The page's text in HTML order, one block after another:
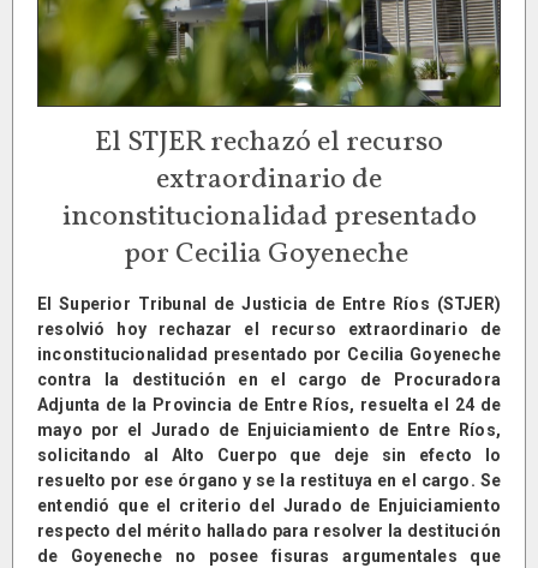
El STJER rechazó el recurso
extraordinario de
inconstitucionalidad presentado
por Cecilia Goyeneche
El Superior Tribunal de Justicia de Entre Ríos (STJER)
resolvió hoy rechazar el recurso extraordinario de
inconstitucionalidad presentado por Cecilia Goyeneche
contra la destitución en el cargo de Procuradora
Adjunta de la Provincia de Entre Ríos, resuelta el 24 de
mayo por el Jurado de Enjuiciamiento de Entre Ríos,
solicitando al Alto Cuerpo que deje sin efecto lo
resuelto por ese órgano y se la restituya en el cargo. Se
entendió que el criterio del Jurado de Enjuiciamiento
respecto del mérito hallado para resolver la destitución
de Goyeneche no posee fisuras argumentales que